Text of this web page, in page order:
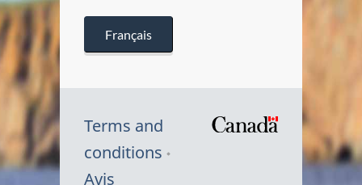
Français
Terms and
conditions
Avis
Symbole